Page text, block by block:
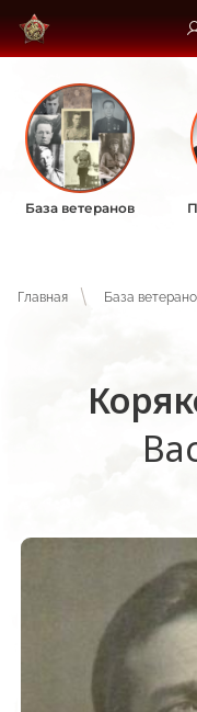
База ветеранов
Главная База